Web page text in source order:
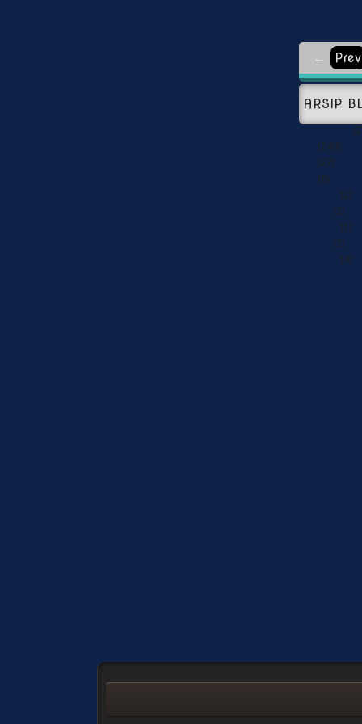
← Prev
ARSIP
(240)
(27)
(6)
(2)
(2)
(1)
(2)
(4)